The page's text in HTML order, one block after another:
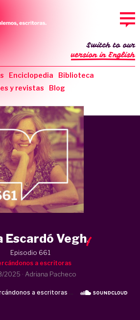
Enciclopedia
Biblioteca
y revistas
Blog
Switch to our
version in English
Escardó Vegh.
Episodio 661
a escritoras
2025 · Adriana Pacheco